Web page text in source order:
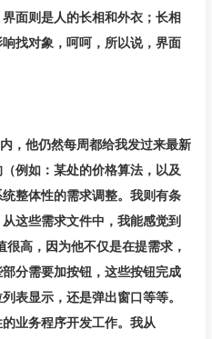
面则是人的长相和外衣；长相
找对象，呵呵，所以说，界面
，他仍然每周都给我发过来最新
例如：某处的价格算法，以及
整体性的需求调整。我则有条
这些需求文件中，我能感觉到
高，因为他不仅是在提需求，
分需要加按钮，这些按钮完成
表显示，还是弹出窗口等等。
业务程序开发工作。我从